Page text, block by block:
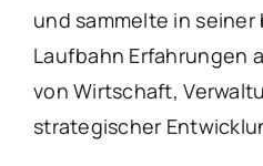
und sammelte in
Laufbahn Erfahrungen
von Wirtschaft,
strategischer